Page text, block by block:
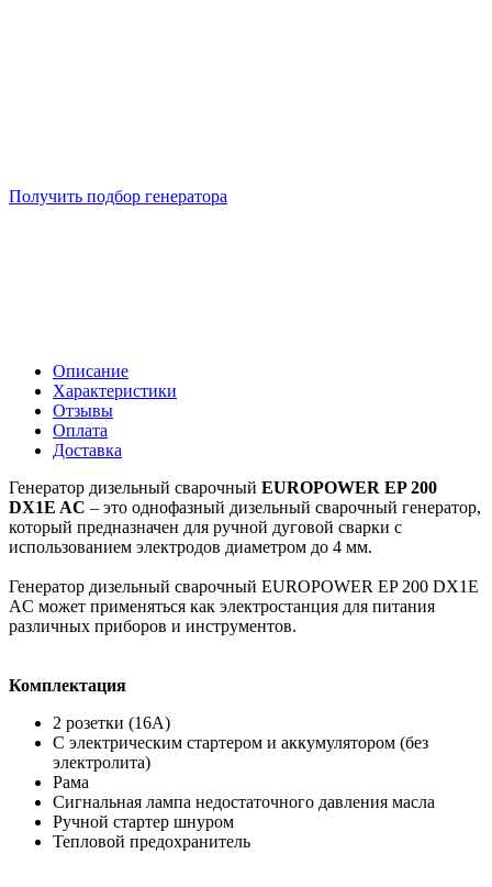
Получить подбор генератора
Описание
Характеристики
Отзывы
Оплата
Доставка
Генератор дизельный сварочный EUROPOWER EP 200
DX1E AC – это однофазный дизельный сварочный генератор,
который предназначен для ручной дуговой сварки с
использованием электродов диаметром до 4 мм.
Генератор дизельный сварочный EUROPOWER EP 200 DX1E
AC может применяться как электростанция для питания
различных приборов и инструментов.
Комплектация
2 розетки (16А)
С электрическим стартером и аккумулятором (без
электролита)
Рама
Сигнальная лампа недостаточного давления масла
Ручной стартер шнуром
Тепловой предохранитель